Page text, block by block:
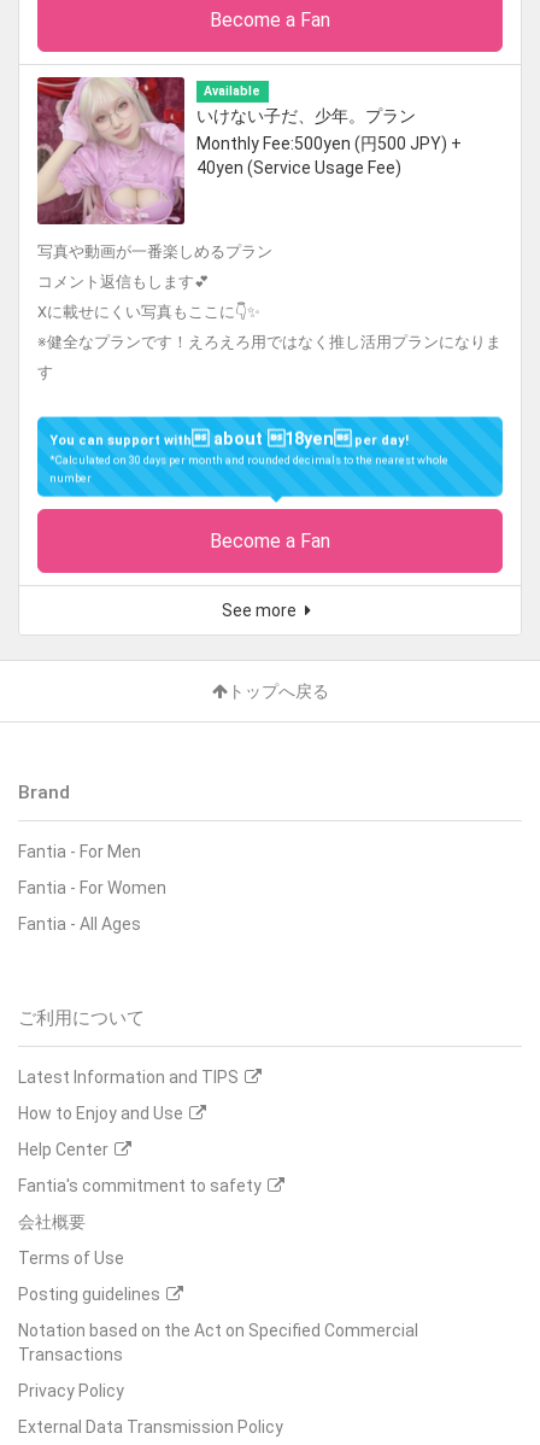
Become a Fan
Available
いけない子だ、少年。プラン
Monthly Fee:500yen (円500 JPY) +
40yen (Service Usage Fee)
写真や動画が一番楽しめるプラン
コメント返信もします💕
Xに載せにくい写真もここに👇✨
※健全なプランです！えろえろ用ではなく推し活用プランになりま
す
You can support with about 18yenper day!
*Calculated on 30 days per month and rounded decimals to the nearest whole
number
Become a Fan
See more
トップへ戻る
Brand
Fantia - For Men
Fantia - For Women
Fantia - All Ages
ご利用について
Latest Information and TIPS
How to Enjoy and Use
Help Center
Fantia's commitment to safety
会社概要
Terms of Use
Posting guidelines
Notation based on the Act on Specified Commercial
Transactions
Privacy Policy
External Data Transmission Policy